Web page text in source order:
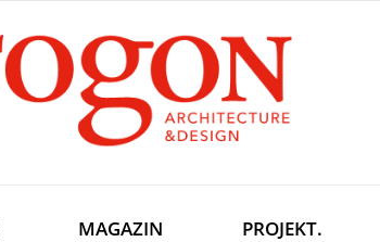
MAGAZIN PROJEKT.